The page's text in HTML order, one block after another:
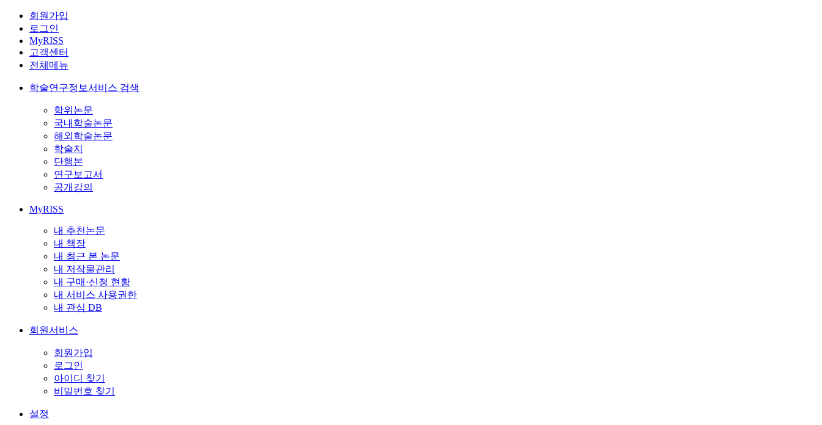
회원가입
로그인
MyRISS
고객센터
전체메뉴
학술연구정보서비스 검색
학위논문
국내학술논문
해외학술논문
학술지
단행본
연구보고서
공개강의
MyRISS
내 추천논문
내 책장
내 최근 본 논문
내 저작물관리
내 구매·신청 현황
내 서비스 사용권한
내 관심 DB
회원서비스
회원가입
로그인
아이디 찾기
비밀번호 찾기
설정